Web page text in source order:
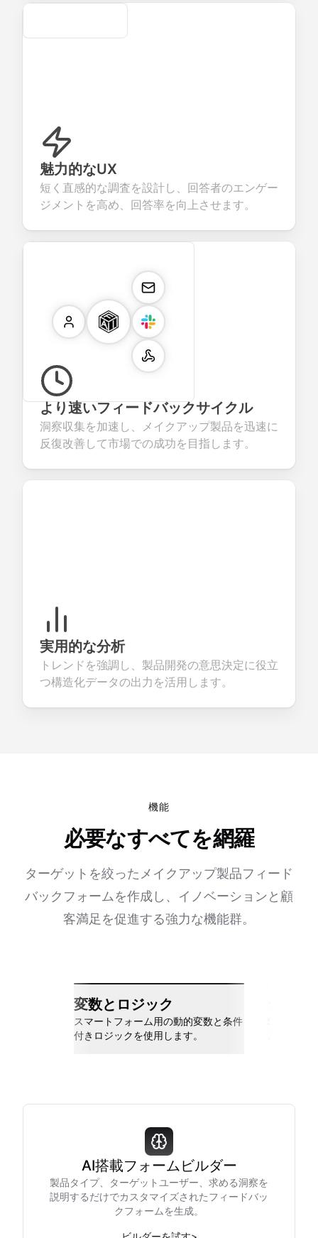
Secure
魅力的なUX
短く直感的な調査を設計し、回答者のエンゲー
ジメントを高め、回答率を向上させます。
より速いフィードバックサイクル
洞察収集を加速し、メイクアップ製品を迅速に
反復改善して市場での成功を目指します。
実用的な分析
トレンドを強調し、製品開発の意思決定に役立
つ構造化データの出力を活用します。
機能
必要なすべてを網羅
ターゲットを絞ったメイクアップ製品フィード
バックフォームを作成し、イノベーションと顧
客満足を促進する強力な機能群。
変数とロジック
スマートフォーム用の動的変数と条件
付きロジックを使用します。
AI搭載フォームビルダー
製品タイプ、ターゲットユーザー、求める洞察を
説明するだけでカスタマイズされたフィードバッ
クフォームを生成。